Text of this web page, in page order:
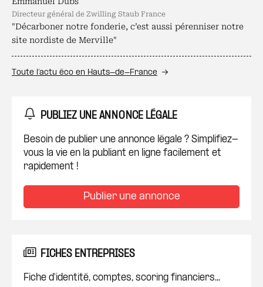
directeur général de Zwilling Staub France
"Décarboner notre fonderie, c’est aussi pérenniser notre
site nordiste de Merville"
Toute l’actu éco en Hauts-de-France
PUBLIEZ UNE ANNONCE LÉGALE
Besoin de publier une annonce légale ? Simplifiez-
vous la vie en la publiant en ligne facilement et
rapidement !
Publier une annonce
FICHES ENTREPRISES
Fiche d'identité, comptes, scoring financiers...